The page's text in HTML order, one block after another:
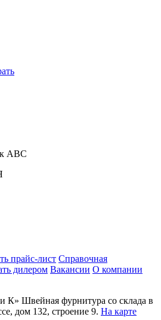
АВС
прайс-лист Справочная
дилером Вакансии О компании
К» Швейная фурнитура со склада в
дом 132, строение 9. На карте